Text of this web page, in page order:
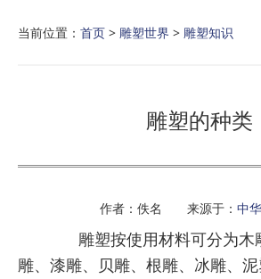
当前位置： 首页 > 雕塑世界 > 雕塑知识
雕塑的种类
作者：佚名 来源于： 中
雕塑按使用材料可分为木
雕、漆雕、贝雕、根雕、冰雕、